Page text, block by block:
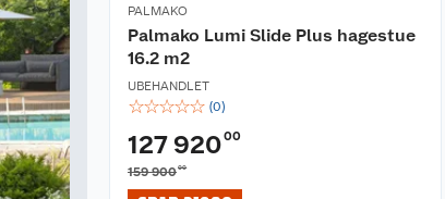
PALMAKO
Palmako Lumi Slide Plus hagestue
16.2 m2
UBEHANDLET
☆☆☆☆☆ (0)
127 92000
159 90000